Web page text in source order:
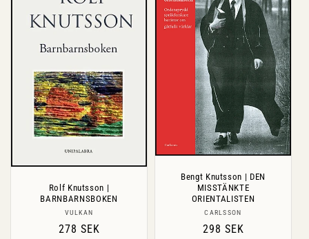
Rolf Knutsson |
BARNBARNSBOKEN
Säljare:
VULKAN
Ordinarie
278 SEK
Bengt Knutsson | DEN
MISSTÄNKTE
ORIENTALISTEN
Säljare:
CARLSSON
Ordinarie
298 SEK